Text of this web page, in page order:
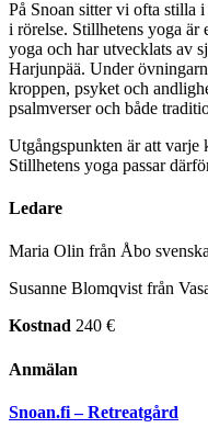
På Snoan sitter vi ofta stilla
i rörelse. Stillhetens yoga
yoga och har utvecklats av
Harjunpää. Under
kroppen, psyket och
psalmverser och både
Utgångspunkten är att varje
Stillhetens yoga passar
Ledare
Maria Olin från Åbo
Susanne Blomqvist från
Kostnad 240 €
Anmälan
Snoan.fi – Retreatgård